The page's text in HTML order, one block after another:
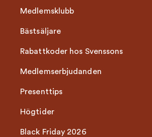
Medlemsklubb
Bästsäljare
Rabattkoder hos Svenssons
Medlemserbjudanden
Presenttips
Högtider
Black Friday 2026